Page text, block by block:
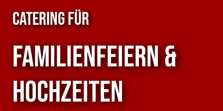
CATERING FÜR
FAMILIENFEIERN &
HOCHZEITEN